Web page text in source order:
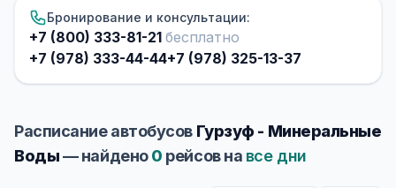
Бронирование и консультации:
+7 (800) 333-81-21 бесплатно
+7 (978) 333-44-44+7 (978) 325-13-37
Расписание автобусов Гурзуф - Минеральные
Воды— найдено0 рейсов на все дни